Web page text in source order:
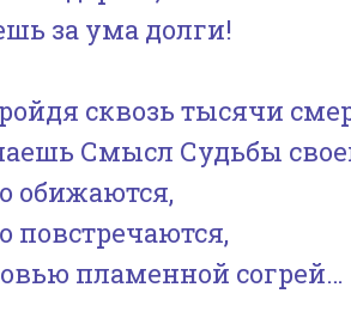
за ума долги!
сквозь тысячи
Смысл Судьбы
обижаются,
повстречаются,
пламенной согрей…